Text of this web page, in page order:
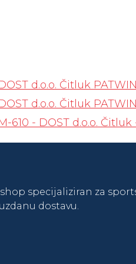
shop specijaliziran za
dostavu.